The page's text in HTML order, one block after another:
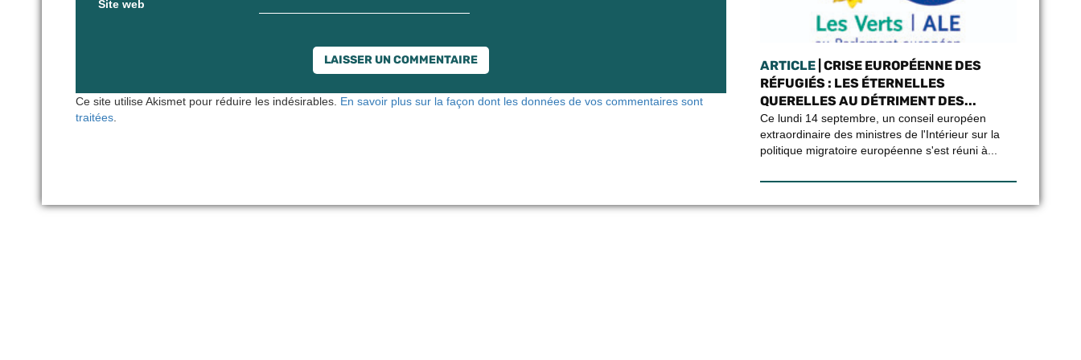
Site web
Ce site utilise Akismet pour réduire les indésirables. En savoir plus sur la façon dont les données de vos commentaires sont
traitées
ARTICLE| CRISE EUROPÉENNE DES
RÉFUGIÉS : LES ÉTERNELLES
QUERELLES AU DÉTRIMENT DES...
Ce lundi 14 septembre, un conseil européen
extraordinaire des ministres de l'Intérieur sur la
politique migratoire européenne s'est réuni à...